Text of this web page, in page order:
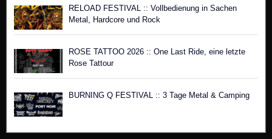
RELOAD FESTIVAL :: Vollbedienung in Sachen
Metal, Hardcore und Rock
ROSE TATTOO 2026 :: One Last Ride, eine letzte
Rose Tattour
BURNING Q FESTIVAL :: 3 Tage Metal & Camping